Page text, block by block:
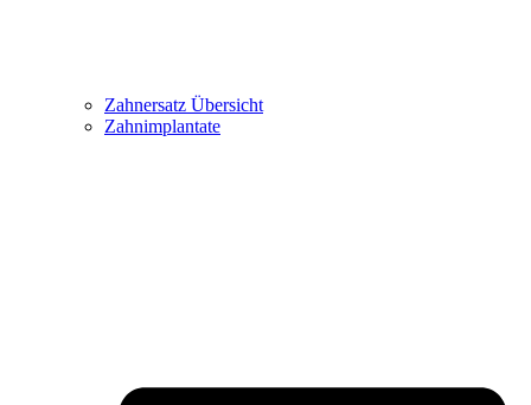
Zahnersatz Übersicht
Zahnimplantate